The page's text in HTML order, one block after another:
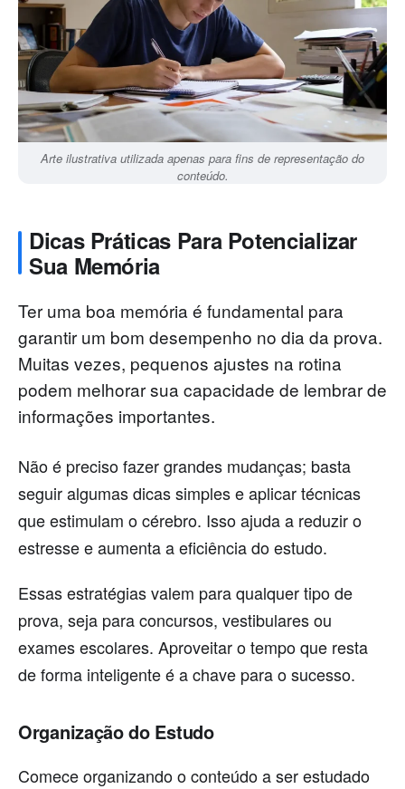
Arte ilustrativa utilizada apenas para fins de representação do
conteúdo.
Dicas Práticas Para Potencializar
Sua Memória
Ter uma boa memória é fundamental para
garantir um bom desempenho no dia da prova.
Muitas vezes, pequenos ajustes na rotina
podem melhorar sua capacidade de lembrar de
informações importantes.
Não é preciso fazer grandes mudanças; basta
seguir algumas dicas simples e aplicar técnicas
que estimulam o cérebro. Isso ajuda a reduzir o
estresse e aumenta a eficiência do estudo.
Essas estratégias valem para qualquer tipo de
prova, seja para concursos, vestibulares ou
exames escolares. Aproveitar o tempo que resta
de forma inteligente é a chave para o sucesso.
Organização do Estudo
Comece organizando o conteúdo a ser estudado